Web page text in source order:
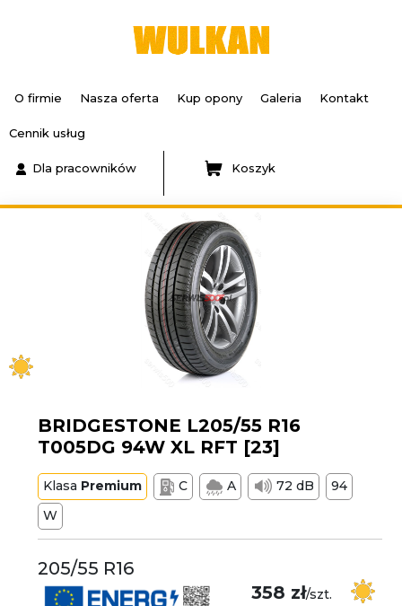
O firmie Nasza oferta Kup opony Galeria Kontakt
Cennik usług
Dla pracowników Koszyk
BRIDGESTONE L205/55 R16
T005DG 94W XL RFT [23]
Klasa Premium C A 72 dB
94
W
205/55 R16
358 zł/szt.